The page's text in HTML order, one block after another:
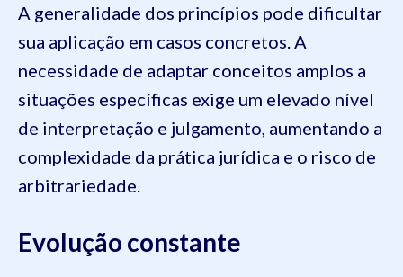
A generalidade dos princípios pode dificultar
sua aplicação em casos concretos. A
necessidade de adaptar conceitos amplos a
situações específicas exige um elevado nível
de interpretação e julgamento, aumentando a
complexidade da prática jurídica e o risco de
arbitrariedade.
Evolução constante